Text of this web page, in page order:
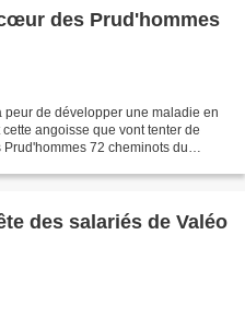
des Prud'hommes
peur de développer une maladie en
angoisse que vont tenter de
72 cheminots du
des salariés de Valéo